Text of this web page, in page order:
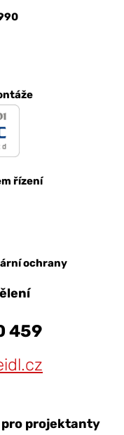
řízení
ochrany
459
projektanty